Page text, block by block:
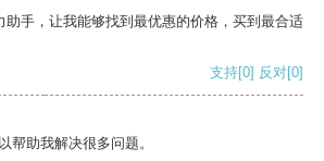
助手，让我能够找到最优惠的价格，买到最合适
支持[0] 反对[0]
帮助我解决很多问题。